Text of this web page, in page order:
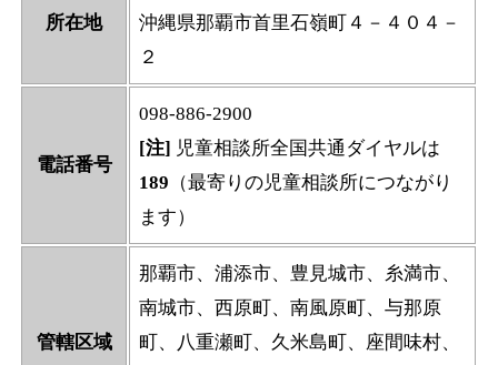
所在地
沖縄県那覇市首里石嶺町４－４０４－
２
電話番号
098-886-2900
[注] 児童相談所全国共通ダイヤルは
189 （最寄りの児童相談所につながり
ます）
管轄区域
那覇市、浦添市、豊見城市、糸満市、
南城市、西原町、南風原町、与那原
町、八重瀬町、久米島町、座間味村、